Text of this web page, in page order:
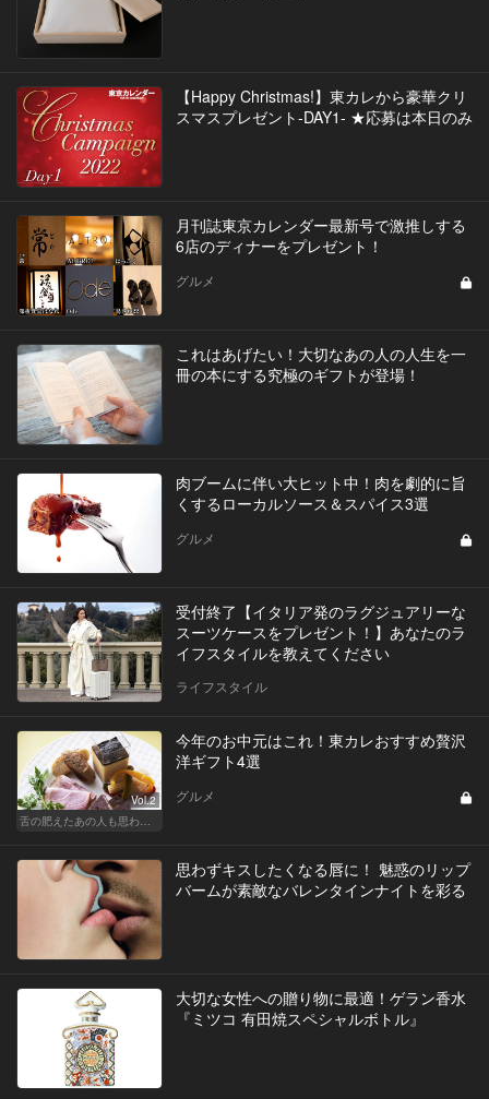
【Happy Christmas!】東カレから豪華クリ
スマスプレゼント-DAY1- ★応募は本日のみ
月刊誌東京カレンダー最新号で激推しする
6店のディナーをプレゼント！
グルメ
これはあげたい！大切なあの人の人生を一
冊の本にする究極のギフトが登場！
肉ブームに伴い大ヒット中！肉を劇的に旨
くするローカルソース＆スパイス3選
グルメ
受付終了【イタリア発のラグジュアリーな
スーツケースをプレゼント！】あなたのラ
イフスタイルを教えてください
ライフスタイル
Vol.2
今年のお中元はこれ！東カレおすすめ贅沢
洋ギフト4選
グルメ
思わずキスしたくなる唇に！ 魅惑のリップ
バームが素敵なバレンタインナイトを彩る
大切な女性への贈り物に最適！ゲラン香水
『ミツコ 有田焼スペシャルボトル』